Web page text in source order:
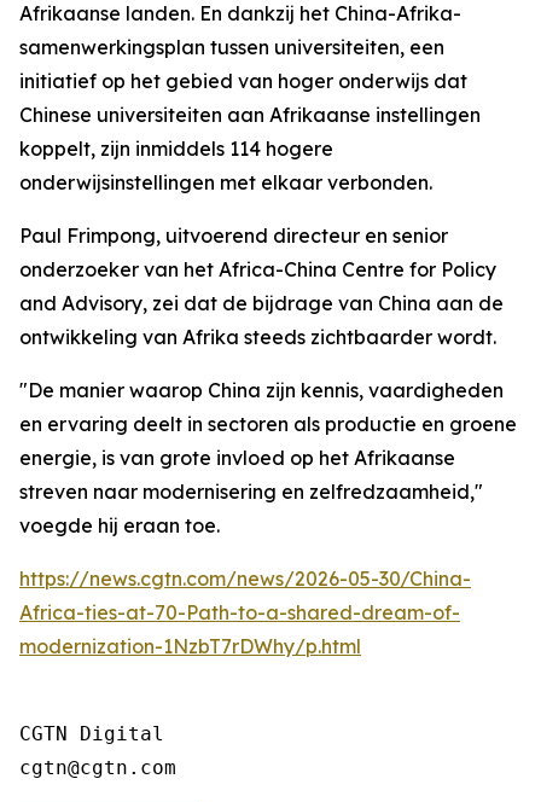
Afrikaanse landen. En dankzij het China-Afrika-
samenwerkingsplan tussen universiteiten, een
initiatief op het gebied van hoger onderwijs dat
Chinese universiteiten aan Afrikaanse instellingen
koppelt, zijn inmiddels 114 hogere
onderwijsinstellingen met elkaar verbonden.
Paul Frimpong, uitvoerend directeur en senior
onderzoeker van het Africa-China Centre for Policy
and Advisory, zei dat de bijdrage van China aan de
ontwikkeling van Afrika steeds zichtbaarder wordt.
"De manier waarop China zijn kennis, vaardigheden
en ervaring deelt in sectoren als productie en groene
energie, is van grote invloed op het Afrikaanse
streven naar modernisering en zelfredzaamheid,"
voegde hij eraan toe.
https://news.cgtn.com/news/2026-05-30/China-
Africa-ties-at-70-Path-to-a-shared-dream-of-
modernization-1NzbT7rDWhy/p.html
CGTN Digital
cgtn@cgtn.com